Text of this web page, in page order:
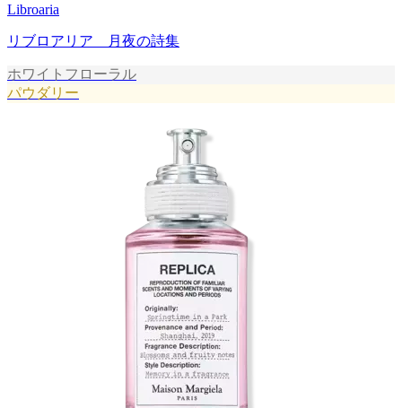
Libroaria
リブロアリア 月夜の詩集
ホワイトフローラル
パウダリー